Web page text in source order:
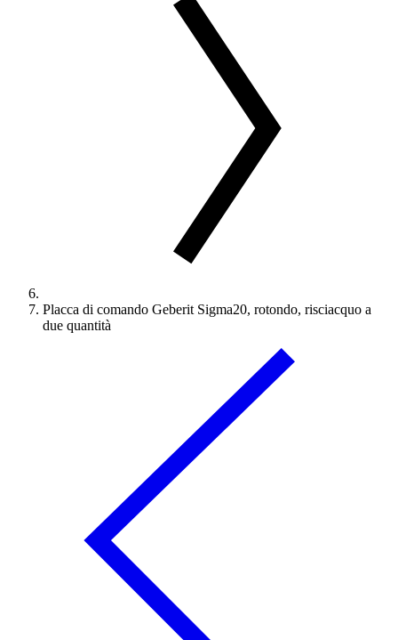
Placca di comando Geberit Sigma20, rotondo, risciacquo a
due quantità